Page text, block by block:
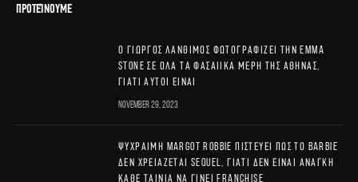
ΠΡΟΤΕΊΝΟΥΜΕ
Ο Γιώργος Λάνθιμος φωτογραφίζει την Emma
Stone σε όλα τα φασαίικα μέρη της Αθήνας,
γιατί αυτοί είναι
November 29, 2023
Ψύχραιμη Margot Robbie πιστεύει πως το Barbie
δεν χρειάζεται sequel, γιατί δεν είναι ανάγκη
κάθε ταινία να γίνει franchise